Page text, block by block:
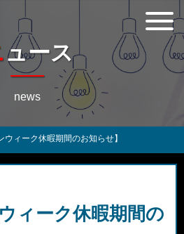
ニュース
news
ウィーク休暇期間のお知らせ】
ィーク休暇期間の